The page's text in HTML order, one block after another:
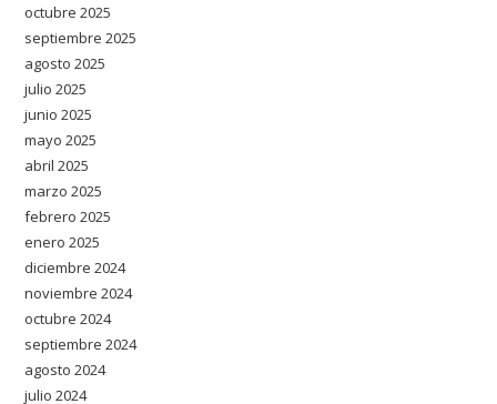
octubre 2025
septiembre 2025
agosto 2025
julio 2025
junio 2025
mayo 2025
abril 2025
marzo 2025
febrero 2025
enero 2025
diciembre 2024
noviembre 2024
octubre 2024
septiembre 2024
agosto 2024
julio 2024